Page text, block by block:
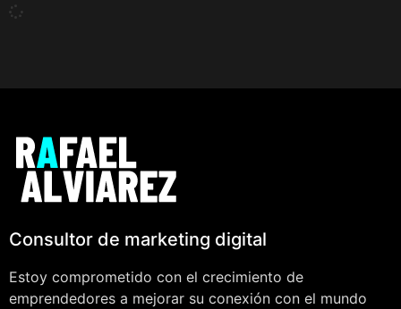
Consultor de marketing digital
Estoy comprometido con el crecimiento de
emprendedores a mejorar su conexión con el mundo